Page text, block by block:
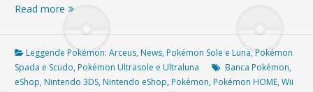
Read more Cosa
senza
la
Banca
Pokémon?
Leggende Pokémon: Arceus, News, Pokémon Sole e Luna,Pokémon
Spada e Scudo, Pokémon Ultrasole e Ultraluna Banca Pokémon,
eShop, Nintendo 3DS, Nintendo eShop, Pokémon, Pokémon HOME,Wii